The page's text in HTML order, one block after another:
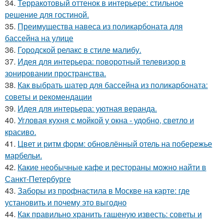
34. Терракотовый оттенок в интерьере: стильное
решение для гостиной.
35. Преимущества навеса из поликарбоната для
бассейна на улице
36. Городской релакс в стиле малибу.
37. Идея для интерьера: поворотный телевизор в
зонировании пространства.
38. Как выбрать шатер для бассейна из поликарбоната:
советы и рекомендации
39. Идея для интерьера: уютная веранда.
40. Угловая кухня с мойкой у окна - удобно, светло и
красиво.
41. Цвет и ритм форм: обновлённый отель на побережье
марбельи.
42. Какие необычные кафе и рестораны можно найти в
Санкт-Петербурге
43. Заборы из профнастила в Москве на карте: где
установить и почему это выгодно
44. Как правильно хранить гашеную известь: советы и